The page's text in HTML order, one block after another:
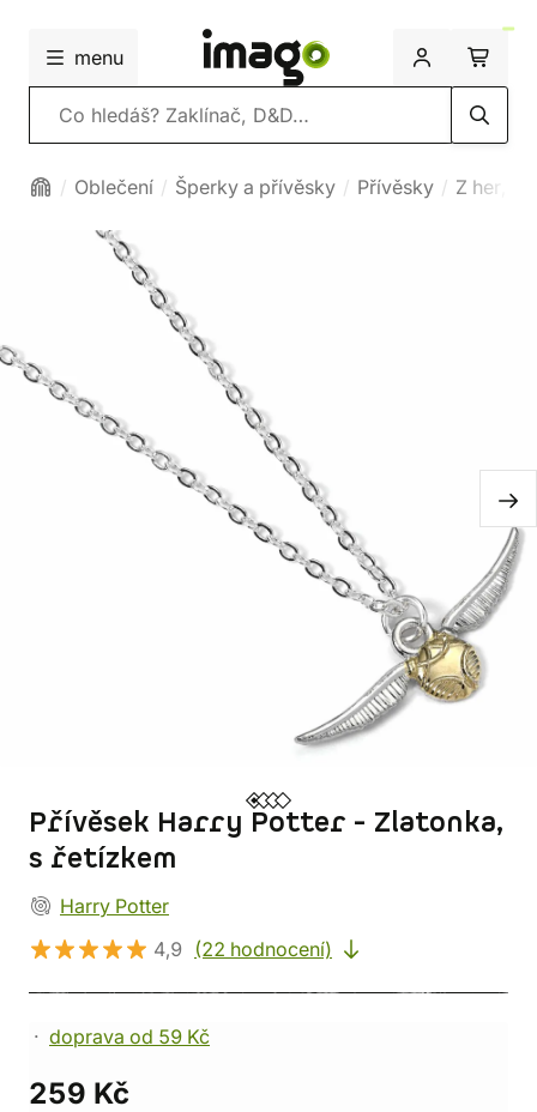
menu
Vyhledávání
Oblečení Šperky a přívěsky Přívěsky Z her,
Přívěsek Harry Potter - Zlatonka,
s řetízkem
Harry Potter
4,9 (22 hodnocení)
doprava od 59 Kč
259 Kč